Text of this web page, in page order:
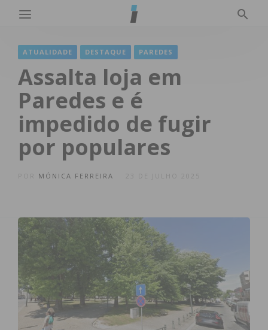
ATUALIDADE DESTAQUE PAREDES
Assalta loja em
Paredes e é
impedido de fugir
por populares
MÓNICA FERREIRA